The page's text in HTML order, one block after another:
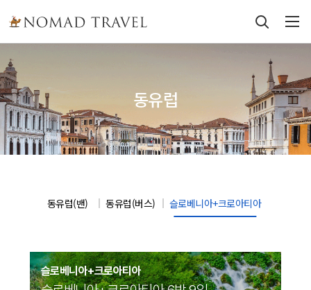
동유럽
동유럽(밴) 동유럽(버스) 슬로베니아+크로아티아
슬로베니아+크로아티아